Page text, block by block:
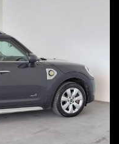
l'equipaggiamento
per fugare
inserzionata.